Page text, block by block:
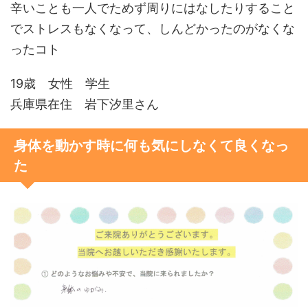
辛いことも一人でためず周りにはなしたりすること
でストレスもなくなって、しんどかったのがなくな
ったコト
19歳 女性 学生
兵庫県在住 岩下汐里さん
身体を動かす時に何も気にしなくて良くなっ
た